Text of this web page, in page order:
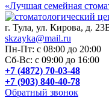
«Лучшая семейная
г. Тула, ул. Кирова, д.
skzayka@mail.ru
Пн-Пт: с 08:00 до 20:00
Сб-Вс: с 09:00 до 16:00
+7 (4872) 70-03-48
+7 (903) 840-40-78
Обратный звонок